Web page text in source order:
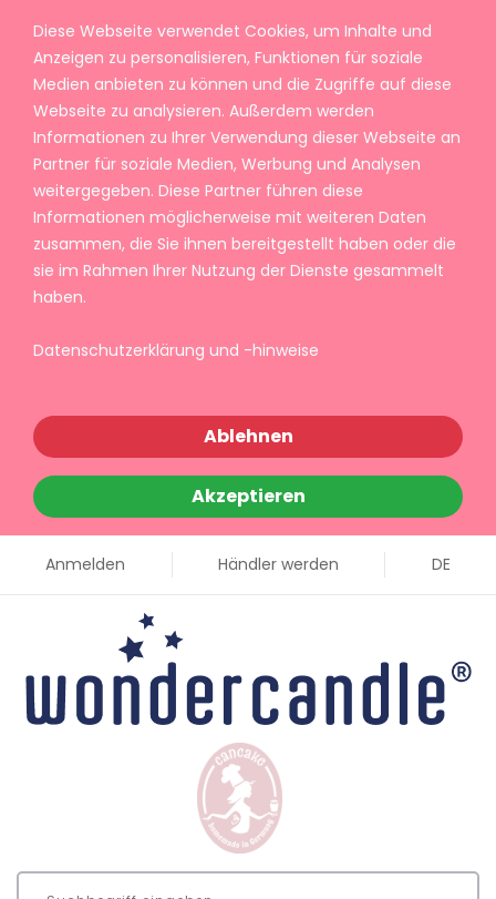
Diese Webseite verwendet Cookies, um Inhalte und
Anzeigen zu personalisieren, Funktionen für soziale
Medien anbieten zu können und die Zugriffe auf diese
Webseite zu analysieren. Außerdem werden
Informationen zu Ihrer Verwendung dieser Webseite an
Partner für soziale Medien, Werbung und Analysen
weitergegeben. Diese Partner führen diese
Informationen möglicherweise mit weiteren Daten
zusammen, die Sie ihnen bereitgestellt haben oder die
sie im Rahmen Ihrer Nutzung der Dienste gesammelt
haben.
Datenschutzerklärung und -hinweise
Ablehnen
Akzeptieren
Anmelden Händler werden DE